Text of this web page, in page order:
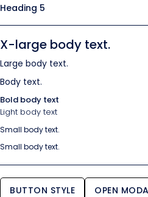
Heading 5
X-large body text.
Large body text.
Body text.
Bold body text
Light body text
Small body text.
Small body text.
BUTTON STYLE OPEN